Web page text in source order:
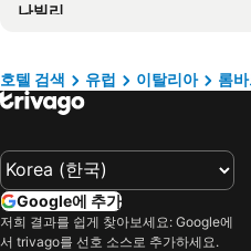
우나 호텔 쿠사니
T 호텔 밀라노
럭셔리 두오모 룸스
Tivoli President Milano Hotel
Milan Adore
Hotel Repubblica
나빌리
Port of Genova
Verbier Festival
Lake Como
La rocca di Riva
Tunnel du Mont-Blanc
호텔 검색 유럽 이탈리아 롬
Google에 추가
저희 결과를 쉽게 찾아보세요: Google에
서 trivago를 선호 소스로 추가하세요.